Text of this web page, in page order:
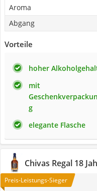
Aroma
Abgang
Vorteile
hoher
mit
Geschenkverpackun
g
elegante Flasche
Chivas Regal 18
Preis-Leistungs-Sieger